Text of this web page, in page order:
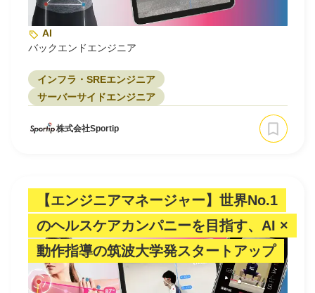
AI
バックエンドエンジニア
インフラ・SREエンジニア
サーバーサイドエンジニア
株式会社Sportip
【エンジニアマネージャー】世界No.1
のヘルスケアカンパニーを目指す、AI ×
動作指導の筑波大学発スタートアップ